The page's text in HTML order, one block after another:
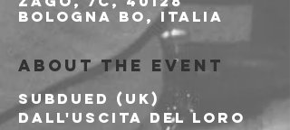
Bologna BO, Italia
About the event
SUBDUED (UK)
Dall'uscita del loro